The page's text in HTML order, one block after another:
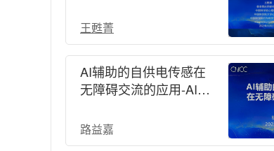
桥梁-CNCC 2023
王甦菁
AI辅助的自供电传感在
无障碍交流的应用-AI +
的美好桥梁-CNCC
2023
路益嘉